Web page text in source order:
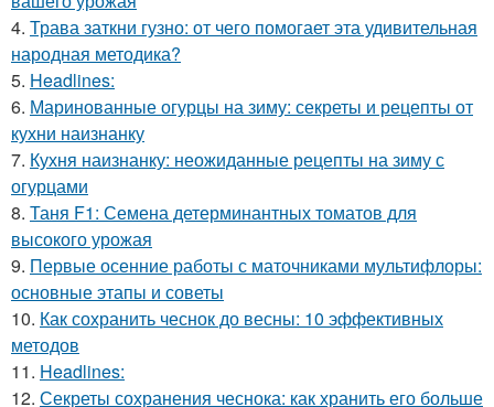
4. Трава заткни гузно: от чего помогает эта удивительная
народная методика?
5. Headlines:
6. Маринованные огурцы на зиму: секреты и рецепты от
кухни наизнанку
7. Кухня наизнанку: неожиданные рецепты на зиму с
огурцами
8. Таня F1: Семена детерминантных томатов для
высокого урожая
9. Первые осенние работы с маточниками мультифлоры:
основные этапы и советы
10. Как сохранить чеснок до весны: 10 эффективных
методов
11. Headlines:
12. Секреты сохранения чеснока: как хранить его больше